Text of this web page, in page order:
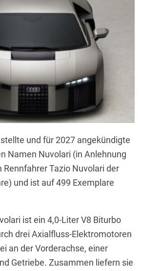
und für 2027 angekündigte
Namen Nuvolari (in Anlehnung
Rennfahrer Tazio Nuvolari der
und ist auf 499 Exemplare
ist ein 4,0-Liter V8 Biturbo
drei Axialfluss-Elektromotoren
an der Vorderachse, einer
Getriebe. Zusammen liefern sie